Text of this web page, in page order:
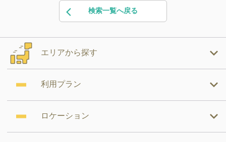
検索一覧へ戻る
エリアから探す
利用プラン
ロケーション